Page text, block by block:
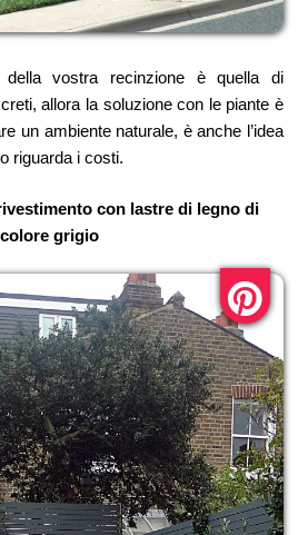
vostra recinzione è quella di
allora la soluzione con le piante è
un ambiente naturale, è anche l’idea
riguarda i costi.
con lastre di legno di
colore grigio